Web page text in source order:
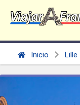
Inicio Lille